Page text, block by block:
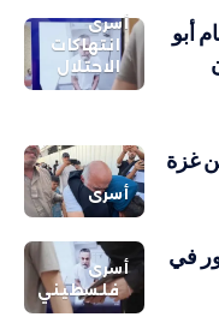
أسرى
انتهاكات
الاحتلال
أبو
أسرى
24 عاملًا من غزة
أسرى
فلسطيني
في